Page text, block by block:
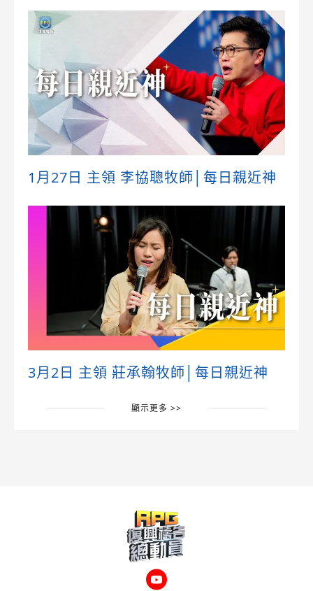
1月27日 主領 李協聰牧師│每日親近神
3月2日 主領 莊承翰牧師│每日親近神
顯示更多 >>